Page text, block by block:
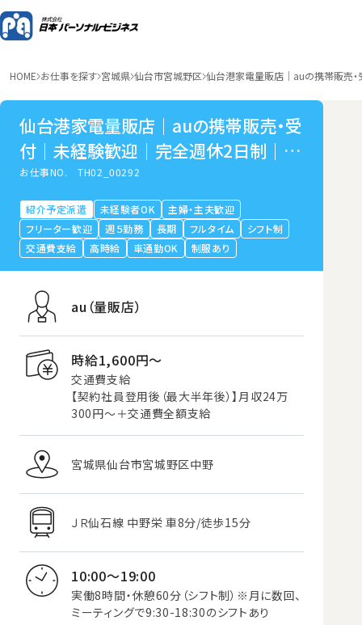
HOME お仕事を探す 宮城県 仙台市宮城野区 仙台港家電量販店｜auの携帯販売
仙台港家電量販店｜auの携帯販売・受
付｜未経験歓迎｜完全週休2日制｜宮
城県多賀城市
お仕事NO.TH02_00292
紹介予定派遣 未経験者OK
主婦・主夫歓迎
フリーター歓迎
週５勤務 長期 フルタイム
シフト制
交通費支給
高時給 車通勤OK 制服あり
au（量販店）
時給1,600円〜
交通費支給
【契約社員登用後（最大半年後）】月収24万
300円～＋交通費全額支給
宮城県仙台市宮城野区中野
ＪＲ仙石線 中野栄 車8分/徒歩15分
10:00～19:00
実働8時間・休憩60分（シフト制）※月に数回、
ミーティングで9:30-18:30のシフトあり